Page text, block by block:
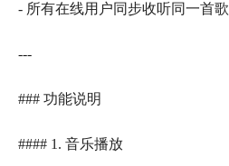
- 所有在线用户同步收听同一首歌
---
### 功能说明
#### 1. 音乐播放